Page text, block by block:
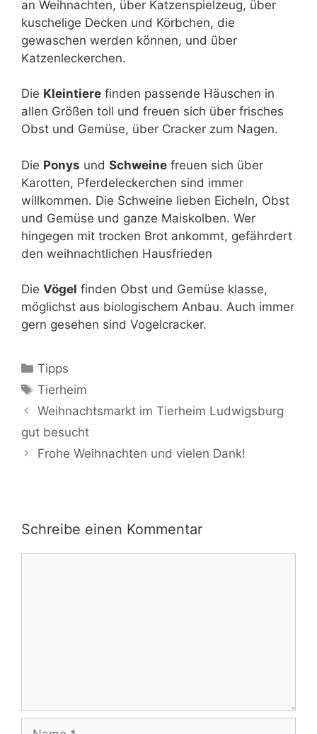
an Weihnachten, über Katzenspielzeug, über
kuschelige Decken und Körbchen, die
gewaschen werden können, und über
Katzenleckerchen.
Die Kleintiere finden passende Häuschen in
allen Größen toll und freuen sich über frisches
Obst und Gemüse, über Cracker zum Nagen.
Die Ponys und Schweine freuen sich über
Karotten, Pferdeleckerchen sind immer
willkommen. Die Schweine lieben Eicheln, Obst
und Gemüse und ganze Maiskolben. Wer
hingegen mit trocken Brot ankommt, gefährdert
den weihnachtlichen Hausfrieden
Die Vögel finden Obst und Gemüse klasse,
möglichst aus biologischem Anbau. Auch immer
gern gesehen sind Vogelcracker.
Kategorien
Tipps
Schlagwörter
Tierheim
Beitrags-
Navigation
Weihnachtsmarkt im Tierheim Ludwigsburg
gut besucht
Frohe Weihnachten und vielen Dank!
Schreibe einen Kommentar
Name